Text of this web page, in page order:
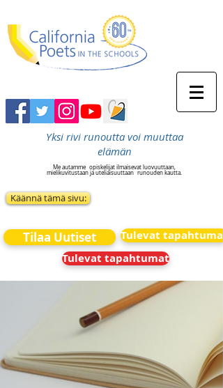
Yksi rivi runoutta voi muuttaa
elämän
Me autamme opiskelijat ilmaisevat luovuuttaan,
mielikuvitustaan ja uteliaisuuttaan runouden kautta.
Käännä tämä sivu:
Tilaa Uutiset
Tulevat tapahtumat
Tulevat tapahtumat